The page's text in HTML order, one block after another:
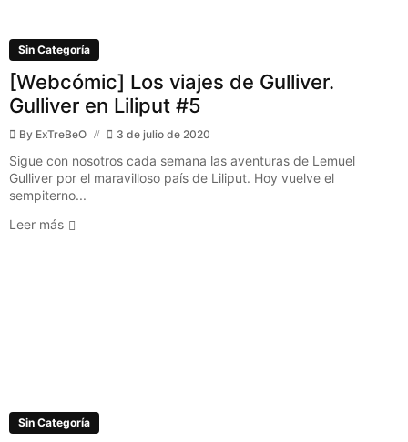
Sin Categoría
[Webcómic] Los viajes de Gulliver.
Gulliver en Liliput #5
By ExTreBeO 3 de julio de 2020
Sigue con nosotros cada semana las aventuras de Lemuel
Gulliver por el maravilloso país de Liliput. Hoy vuelve el
sempiterno...
Leer más
Sin Categoría